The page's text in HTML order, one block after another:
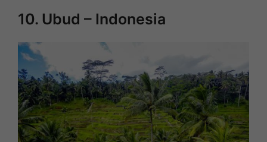
10. Ubud – Indonesia